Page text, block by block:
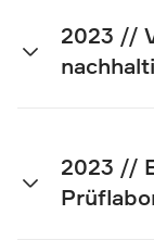
2023 //
2023 //